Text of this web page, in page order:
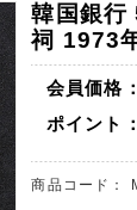
韓国銀行
祠 1973
会員価格：
ポイント：
商品コード：